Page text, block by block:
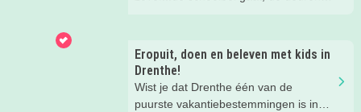
vakantie, heerlijk! Maar er zullen ook
momenten zijn waarop ze zich
vervelen. Denk dan nog even terug
aan deze nieuwsbrief met tips.
Eropuit, doen en beleven met kids in
Drenthe!
Wist je dat Drenthe één van de
puurste vakantiebestemmingen is in